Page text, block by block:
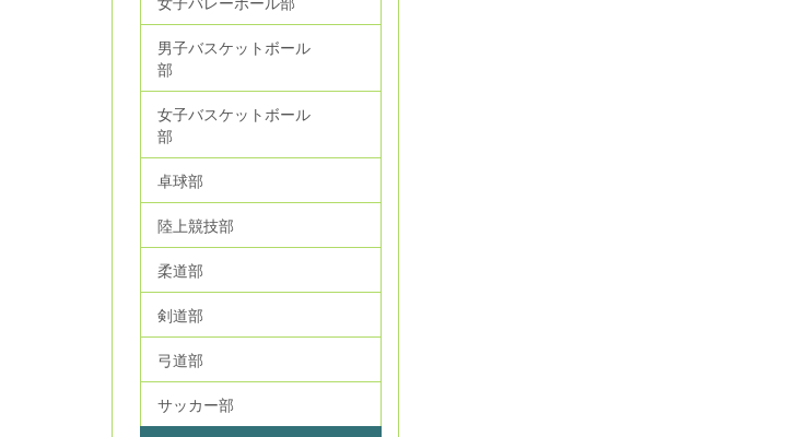
男子バスケットボール
部
女子バスケットボール
部
卓球部
陸上競技部
柔道部
剣道部
弓道部
サッカー部